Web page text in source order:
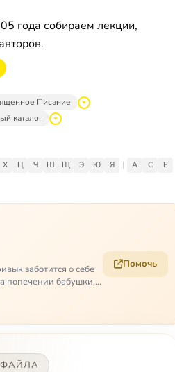
года собираем лекции,
Писание
каталог
Х Ц Ч Ш Щ Э Ю Я | A C
E
заботится о себе
попечении бабушки.
Помочь